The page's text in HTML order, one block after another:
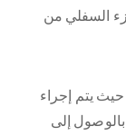
السفلي من
حيث يتم إجراء
إلى